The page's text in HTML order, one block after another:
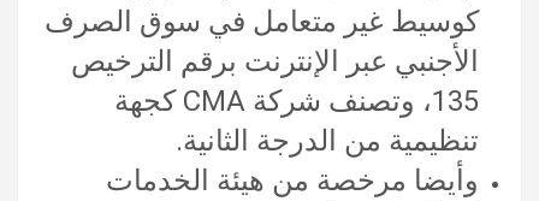
كوسيط غير متعامل في سوق الصرف
الأجنبي عبر الإنترنت برقم الترخيص
135، وتصنف شركة CMA كجهة
تنظيمية من الدرجة الثانية.
وأيضا مرخصة من هيئة الخدمات